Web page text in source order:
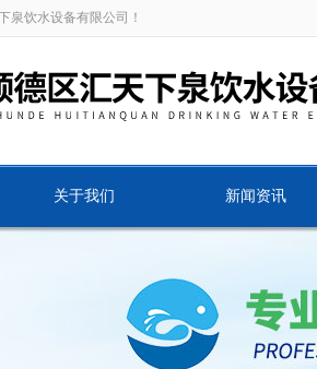
泉饮水设备有限公司！
关于我们 新闻资讯